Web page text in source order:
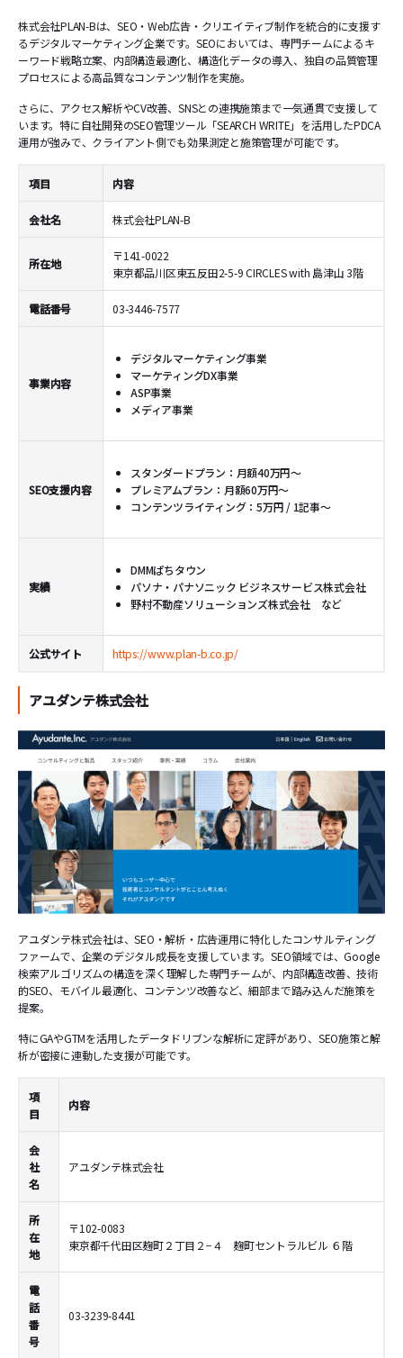
株式会社PLAN-Bは、SEO・Web広告・クリエイティブ制作を統合的に支援す
るデジタルマーケティング企業です。SEOにおいては、専門チームによるキ
ーワード戦略立案、内部構造最適化、構造化データの導入、独自の品質管理
プロセスによる高品質なコンテンツ制作を実施。
さらに、アクセス解析やCV改善、SNSとの連携施策まで一気通貫で支援して
います。特に自社開発のSEO管理ツール「SEARCH WRITE」を活用したPDCA
運用が強みで、クライアント側でも効果測定と施策管理が可能です。
項目 内容
会社名 株式会社PLAN-B
所在地
〒141-0022
東京都品川区東五反田2-5-9 CIRCLES with 島津山 3階
電話番号 03-3446-7577
事業内容
デジタルマーケティング事業
マーケティングDX事業
ASP事業
メディア事業
SEO支援内容
スタンダードプラン：月額40万円～
プレミアムプラン：月額60万円～
コンテンツライティング：5万円 / 1記事～
実績
DMMぱちタウン
パソナ・パナソニック ビジネスサービス株式会社
野村不動産ソリューションズ株式会社 など
公式サイト https://www.plan-b.co.jp/
アユダンテ株式会社
アユダンテ株式会社は、SEO・解析・広告運用に特化したコンサルティング
ファームで、企業のデジタル成長を支援しています。SEO領域では、Google
検索アルゴリズムの構造を深く理解した専門チームが、内部構造改善、技術
的SEO、モバイル最適化、コンテンツ改善など、細部まで踏み込んだ施策を
提案。
特にGAやGTMを活用したデータドリブンな解析に定評があり、SEO施策と解
析が密接に連動した支援が可能です。
項
目
内容
会
社
名
アユダンテ株式会社
所
在
地
〒102-0083
東京都千代田区麹町２丁目２−４ 麹町セントラルビル ６階
電
話
番
号
03-3239-8441